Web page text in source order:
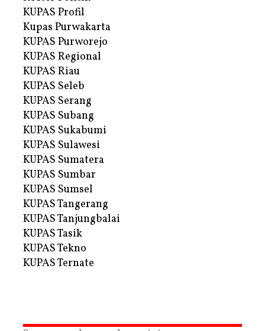
KUPAS Profil
Kupas Purwakarta
KUPAS Purworejo
KUPAS Regional
KUPAS Riau
KUPAS Seleb
KUPAS Serang
KUPAS Subang
KUPAS Sukabumi
KUPAS Sulawesi
KUPAS Sumatera
KUPAS Sumbar
KUPAS Sumsel
KUPAS Tangerang
KUPAS Tanjungbalai
KUPAS Tasik
KUPAS Tekno
KUPAS Ternate